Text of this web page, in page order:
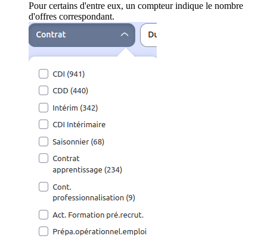
Pour certains d'entre eux, un compteur indique le nombre
d'offres correspondant.